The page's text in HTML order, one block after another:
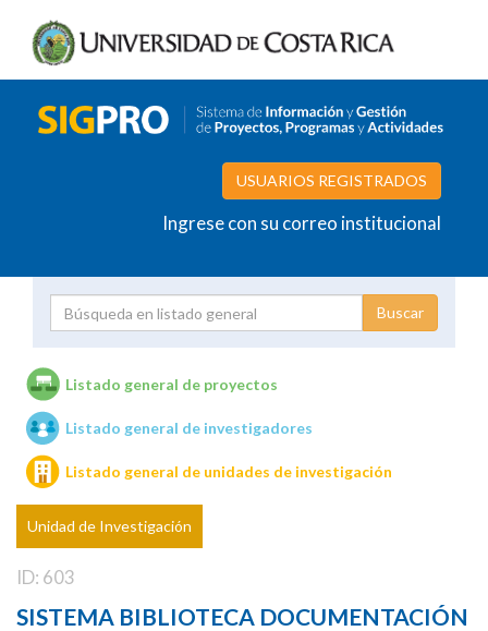
USUARIOS REGISTRADOS
Ingrese con su correo institucional
Unidades de investigación
Listado general de proyectos
Listado general de investigadores
Listado general de unidades de investigación
Unidad de Investigación
ID: 603
SISTEMA BIBLIOTECA DOCUMENTACIÓN